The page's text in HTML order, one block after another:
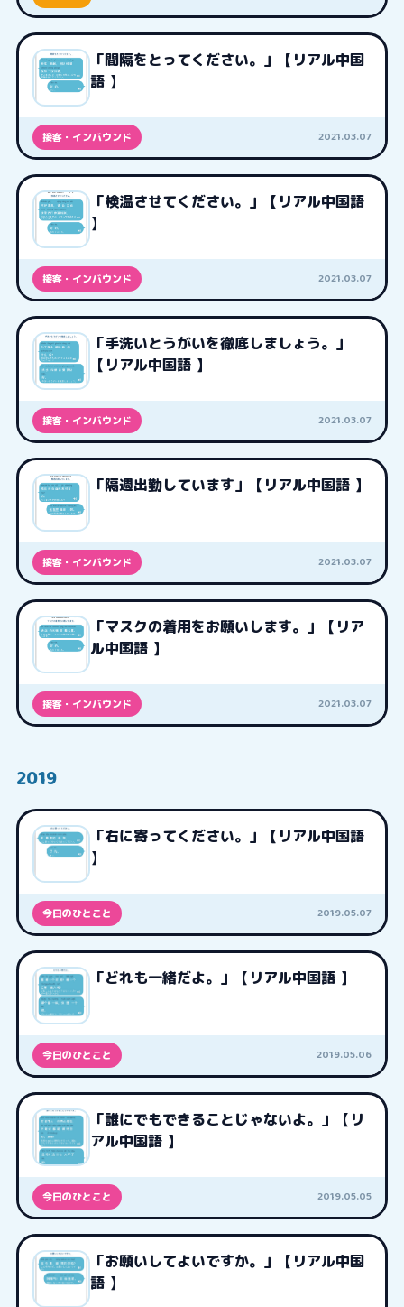
「間隔をとってください。」【リアル中国
語 】
接客・インバウンド 2021.03.07
「検温させてください。」【リアル中国語
】
接客・インバウンド 2021.03.07
「手洗いとうがいを徹底しましょう。」
【リアル中国語 】
接客・インバウンド 2021.03.07
「隔週出勤しています」【リアル中国語 】
接客・インバウンド 2021.03.07
「マスクの着用をお願いします。」【リア
ル中国語 】
接客・インバウンド 2021.03.07
2019
「右に寄ってください。」【リアル中国語
】
今日のひとこと 2019.05.07
「どれも一緒だよ。」【リアル中国語 】
今日のひとこと 2019.05.06
「誰にでもできることじゃないよ。」【リ
アル中国語 】
今日のひとこと 2019.05.05
「お願いしてよいですか。」【リアル中国
語 】